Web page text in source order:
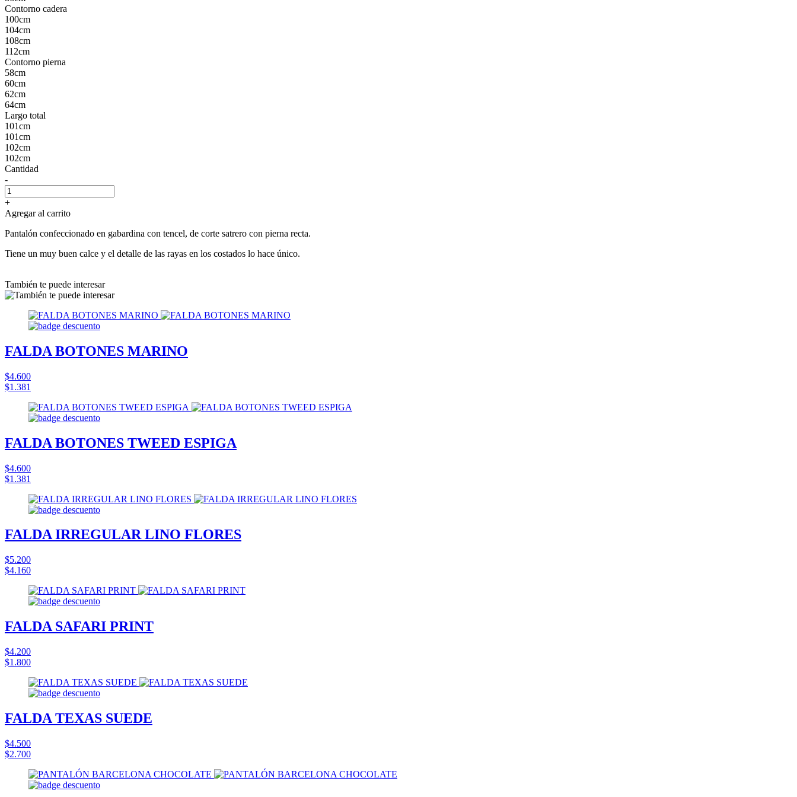
Contorno cadera
100cm
104cm
108cm
112cm
Contorno pierna
58cm
60cm
62cm
64cm
Largo total
101cm
101cm
102cm
102cm
Cantidad
-
+
Agregar al carrito
Pantalón confeccionado en gabardina con tencel, de corte satrero con pierna recta.
Tiene un muy buen calce y el detalle de las rayas en los costados lo hace único.
También te puede interesar
FALDA BOTONES MARINO
$4.600
$1.381
FALDA BOTONES TWEED ESPIGA
$4.600
$1.381
FALDA IRREGULAR LINO FLORES
$5.200
$4.160
FALDA SAFARI PRINT
$4.200
$1.800
FALDA TEXAS SUEDE
$4.500
$2.700